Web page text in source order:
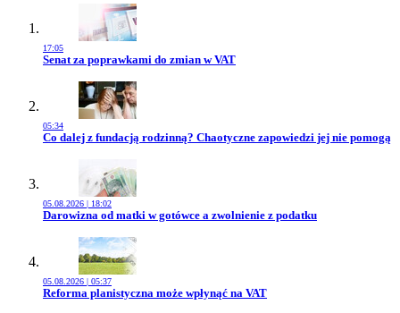
17:05
Przejdź do artykułu:
Senat za poprawkami do zmian w VAT
05:34
Przejdź do artykułu:
Co dalej z fundacją rodzinną? Chaotyczne zapowiedzi jej nie pomogą
05.08.2026 | 18:02
Przejdź do artykułu:
Darowizna od matki w gotówce a zwolnienie z podatku
05.08.2026 | 05:37
Przejdź do artykułu:
Reforma planistyczna może wpłynąć na VAT